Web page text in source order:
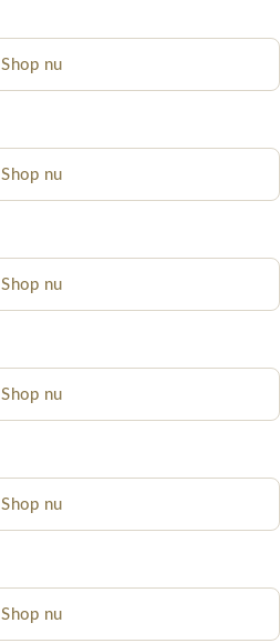
Shop nu
Shop nu
Shop nu
Shop nu
Shop nu
Shop nu